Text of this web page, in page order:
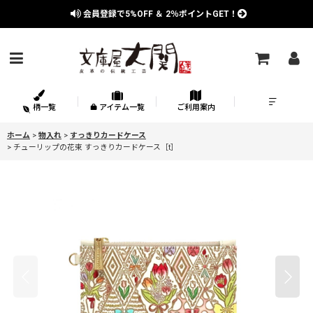
会員登録で5%OFF ＆ 2％ポイントGET！
柄一覧 アイテム一覧 ご利用案内
ホーム > 物入れ > すっきりカードケース
> チューリップの花束 すっきりカードケース［t］